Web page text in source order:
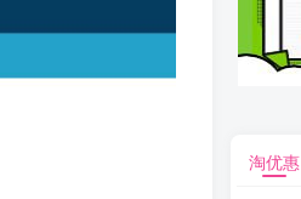
淘优惠